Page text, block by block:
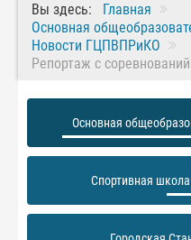
Вы здесь:
Главная
Основная
Новости ГЦПВПРиКО
Репортаж с
Основная
Спортивная